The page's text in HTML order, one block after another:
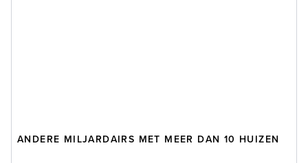
ANDERE MILJARDAIRS MET MEER DAN 10 HUIZEN